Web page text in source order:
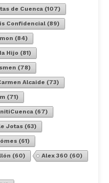
de Cuenca(107)
Confidencial(89)
(84)
Hijo (81)
(78)
Alcaide (73)
(71)
(67)
Jotas(63)
(61)
(60) Alex 360 (60)